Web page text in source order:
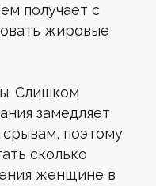
получает с
жировые
Слишком
замедляет
поэтому
сколько
женщине в